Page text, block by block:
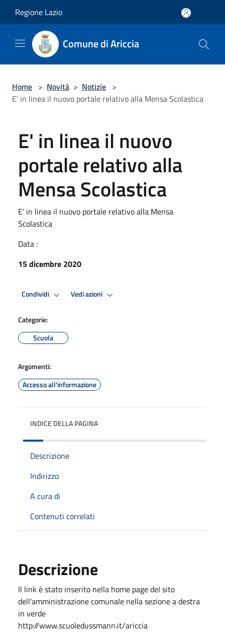
Regione Lazio
Comune di Ariccia
Home > Novità > Notizie >
E' in linea il nuovo portale relativo alla Mensa Scolastica
E' in linea il nuovo
portale relativo alla
Mensa Scolastica
E' in linea il nuovo portale relativo alla Mensa
Scolastica
Data :
15 dicembre 2020
Condividi Vedi azioni
Categorie:
Scuola
Argomenti:
Accesso all'informazione
INDICE DELLA PAGINA
Descrizione
Indirizzo
A cura di
Contenuti correlati
Descrizione
Il link è stato inserito nella home page del sito
dell'amministrazione comunale nella sezione a destra
in verde
http://www.scuoledussmann.it/ariccia